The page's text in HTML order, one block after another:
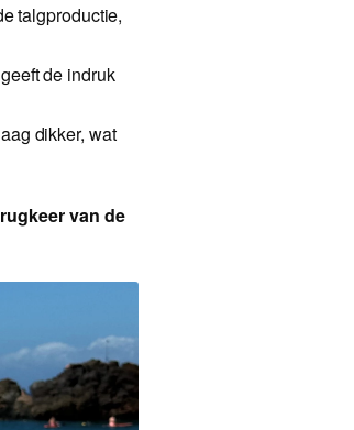
talgproductie,
de indruk
dikker, wat
van de